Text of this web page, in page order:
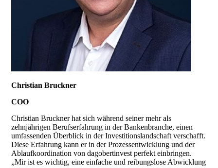
Christian Bruckner
COO
Christian Bruckner hat sich während seiner mehr als
zehnjährigen Berufserfahrung in der Bankenbranche, einen
umfassenden Überblick in der Investitionslandschaft verschafft.
Diese Erfahrung kann er in der Prozessentwicklung und der
Ablaufkoordination von dagobertinvest perfekt einbringen.
„Mir ist es wichtig, eine einfache und reibungslose Abwicklung